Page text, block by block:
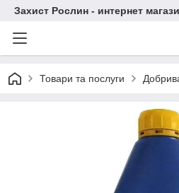
Захист Рослин - интернет
Товари та послуги